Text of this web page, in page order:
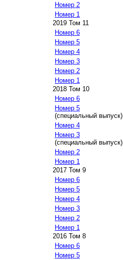
Номер 2
Номер 1
2019 Том 11
Номер 6
Номер 5
Номер 4
Номер 3
Номер 2
Номер 1
2018 Том 10
Номер 6
Номер 5
(специальный выпуск)
Номер 4
Номер 3
(специальный выпуск)
Номер 2
Номер 1
2017 Том 9
Номер 6
Номер 5
Номер 4
Номер 3
Номер 2
Номер 1
2016 Том 8
Номер 6
Номер 5